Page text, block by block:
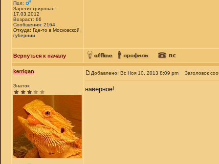
Пол:
Зарегистрирован:
17.03.2012
Возраст: 66
Сообщения: 2164
Откуда: Где-то в Московской
губернии
Вернуться к началу
kerrigan
Знаток
Добавлено: Вс Ноя 10, 2013 8:09 pm Заголовок
наверное!